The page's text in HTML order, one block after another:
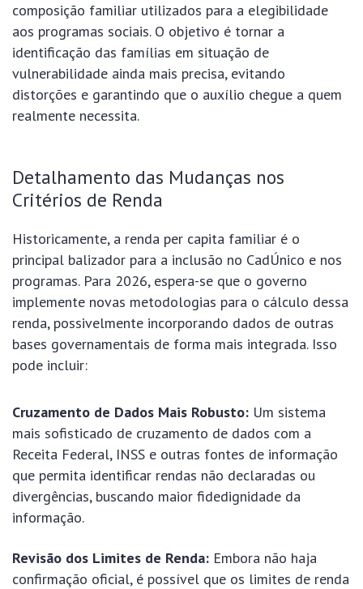
composição familiar utilizados para a elegibilidade
aos programas sociais. O objetivo é tornar a
identificação das famílias em situação de
vulnerabilidade ainda mais precisa, evitando
distorções e garantindo que o auxílio chegue a quem
realmente necessita.
Detalhamento das Mudanças nos
Critérios de Renda
Historicamente, a renda per capita familiar é o
principal balizador para a inclusão no CadÚnico e nos
programas. Para 2026, espera-se que o governo
implemente novas metodologias para o cálculo dessa
renda, possivelmente incorporando dados de outras
bases governamentais de forma mais integrada. Isso
pode incluir:
Cruzamento de Dados Mais Robusto: Um sistema
mais sofisticado de cruzamento de dados com a
Receita Federal, INSS e outras fontes de informação
que permita identificar rendas não declaradas ou
divergências, buscando maior fidedignidade da
informação.
Revisão dos Limites de Renda: Embora não haja
confirmação oficial, é possível que os limites de renda